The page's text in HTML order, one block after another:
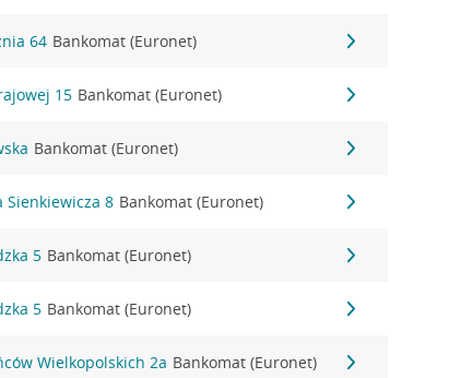
64 Bankomat (Euronet)
15 Bankomat (Euronet)
Bankomat (Euronet)
Sienkiewicza 8 Bankomat (Euronet)
5 Bankomat (Euronet)
5 Bankomat (Euronet)
Wielkopolskich 2a Bankomat (Euronet)